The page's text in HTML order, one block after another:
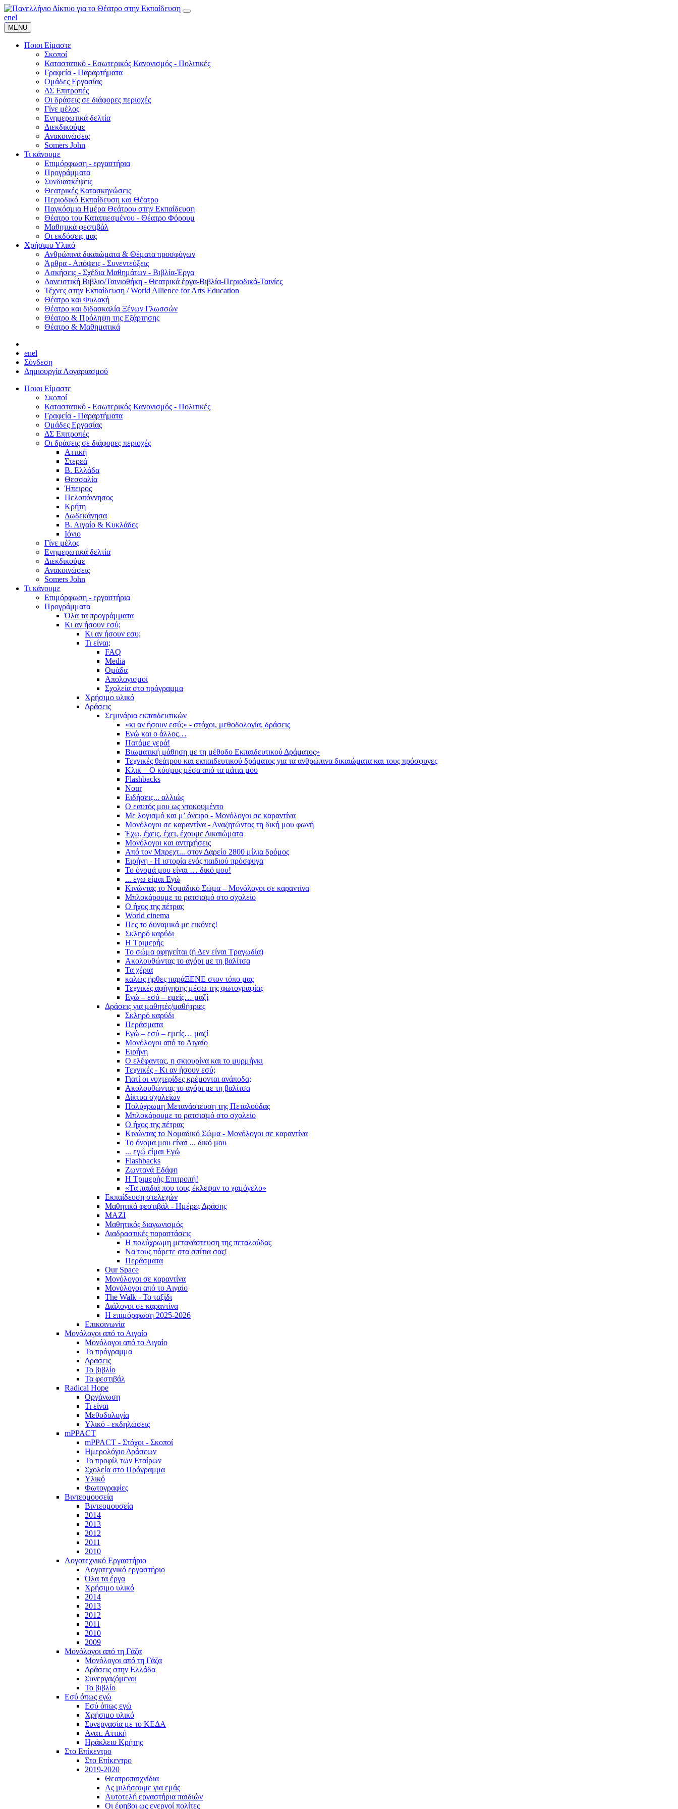
enel
MENU
Ποιοι Είμαστε
Σκοποί
Καταστατικό - Εσωτερικός Κανονισμός - Πολιτικές
Γραφεία - Παραρτήματα
Ομάδες Εργασίας
ΔΣ Επιτροπές
Οι δράσεις σε διάφορες περιοχές
Γίνε μέλος
Ενημερωτικά δελτία
Διεκδικούμε
Ανακοινώσεις
Somers John
Τι κάνουμε
Επιμόρφωση - εργαστήρια
Προγράμματα
Συνδιασκέψεις
Θεατρικές Κατασκηνώσεις
Περιοδικό Εκπαίδευση και Θέατρο
Παγκόσμια Ημέρα Θεάτρου στην Εκπαίδευση
Θέατρο του Καταπιεσμένου - Θέατρο Φόρουμ
Μαθητικά φεστιβάλ
Οι εκδόσεις μας
Χρήσιμο Υλικό
Ανθρώπινα δικαιώματα & Θέματα προσφύγων
Άρθρα - Απόψεις - Συνεντεύξεις
Ασκήσεις - Σχέδια Μαθημάτων - Βιβλία-Έργα
Δανειστική Βιβλιο/Ταινιοθήκη - Θεατρικά έργα-Βιβλία-Περιοδικά-Ταινίες
Τέχνες στην Εκπαίδευση / World Allience for Arts Education
Θέατρο και Φυλακή
Θέατρο και διδασκαλία Ξένων Γλωσσών
Θέατρο & Πρόληψη της Εξάρτησης
Θέατρο & Μαθηματικά
enel
Σύνδεση
Δημιουργία Λογαριασμού
Ποιοι Είμαστε
Σκοποί
Καταστατικό - Εσωτερικός Κανονισμός - Πολιτικές
Γραφεία - Παραρτήματα
Ομάδες Εργασίας
ΔΣ Επιτροπές
Οι δράσεις σε διάφορες περιοχές
Αττική
Στερεά
Β. Ελλάδα
Θεσσαλία
Ήπειρος
Πελοπόννησος
Κρήτη
Δωδεκάνησα
Β. Αιγαίο & Κυκλάδες
Ιόνιο
Γίνε μέλος
Ενημερωτικά δελτία
Διεκδικούμε
Ανακοινώσεις
Somers John
Τι κάνουμε
Επιμόρφωση - εργαστήρια
Προγράμματα
Όλα τα προγράμματα
Κι αν ήσουν εσύ;
Κι αν ήσουν εσυ;
Τι είναι;
FAQ
Media
Ομάδα
Απολογισμοί
Σχολεία στο πρόγραμμα
Χρήσιμο υλικό
Δράσεις
Σεμινάρια εκπαιδευτικών
«κι αν ήσουν εσύ;» - στόχοι, μεθοδολογία, δράσεις
Εγώ και ο άλλος…
Πατάμε γερά!
Βιωματική μάθηση με τη μέθοδο Εκπαιδευτικού Δράματος»
Τεχνικές θεάτρου και εκπαιδευτικού δράματος για τα ανθρώπινα δικαιώματα και τους πρόσφυγες
Κλικ – Ο κόσμος μέσα από τα μάτια μου
Flashbacks
Nour
Ειδήσεις... αλλιώς
Ο εαυτός μου ως ντοκουμέντο
Με λογισμό και μ’ όνειρο - Μονόλογοι σε καραντίνα
Μονόλογοι σε καραντίνα - Αναζητώντας τη δική μου φωνή
Έχω, έχεις, έχει, έχουμε Δικαιώματα
Μονόλογοι και αντηχήσεις
Από τον Μπρεχτ... στον Δαρείο 2800 μίλια δρόμος
Ειρήνη - Η ιστορία ενός παιδιού πρόσφυγα
Το όνομά μου είναι … δικό μου!
... εγώ είμαι Εγώ
Κινώντας το Νομαδικό Σώμα – Μονόλογοι σε καραντίνα
Μπλοκάρουμε το ρατσισμό στο σχολείο
Ο ήχος της πέτρας
World cinema
Πες το δυναμικά με εικόνες!
Σκληρό καρύδι
Η Τριμερής
Το σώμα αφηγείται (ή Δεν είναι Τραγωδία)
Ακολουθώντας το αγόρι με τη βαλίτσα
Τα χέρια
καλώς ήρθες παράΞΕΝΕ στον τόπο μας
Τεχνικές αφήγησης μέσω της φωτογραφίας
Εγώ – εσύ – εμείς… μαζί
Δράσεις για μαθητές/μαθήτριες
Σκληρό καρύδι
Περάσματα
Εγώ – εσύ – εμείς… μαζί
Μονόλογοι από το Αιγαίο
Ειρήνη
Ο ελέφαντας, η σκιουρίνα και το μυρμήγκι
Τεχνικές - Κι αν ήσουν εσύ;
Γιατί οι νυχτερίδες κρέμονται ανάποδα;
Ακολουθώντας το αγόρι με τη βαλίτσα
Δίκτυα σχολείων
Πολύχρωμη Μετανάστευση της Πεταλούδας
Μπλοκάρουμε το ρατσισμό στο σχολείο
Ο ήχος της πέτρας
Κινώντας το Νομαδικό Σώμα - Μονόλογοι σε καραντίνα
Το όνομα μου είναι ... δικό μου
... εγώ είμαι Εγώ
Flashbacks
Ζωντανά Εδάφη
Η Τριμερής Επιτροπή!
«Τα παιδιά που τους έκλεψαν το χαμόγελο»
Εκπαίδευση στελεχών
Μαθητικά φεστιβάλ - Ημέρες Δράσης
ΜΑΖΙ
Μαθητικός διαγωνισμός
Διαδραστικές παραστάσεις
Η πολύχρωμη μετανάστευση της πεταλούδας
Να τους πάρετε στα σπίτια σας!
Περάσματα
Our Space
Μονόλογοι σε καραντίνα
Μονόλογοι από το Αιγαίο
The Walk - Το ταξίδι
Διάλογοι σε καραντίνα
Η επιμόρφωση 2025-2026
Επικοινωνία
Μονόλογοι από το Αιγαίο
Μονόλογοι από το Αιγαίο
Το πρόγραμμα
Δρασεις
Το βιβλίο
Τα φεστιβάλ
Radical Hope
Οργάνωση
Τι είναι
Μεθοδολογία
Υλικό - εκδηλώσεις
mPPACT
mPPACT - Στόχοι - Σκοποί
Ημερολόγιο Δράσεων
Το προφίλ των Εταίρων
Σχολεία στο Πρόγραμμα
Υλικό
Φωτογραφίες
Βιντεομουσεία
Βιντεομουσεία
2014
2013
2012
2011
2010
Λογοτεχνικό Εργαστήριο
Λογοτεχνικό εργαστήριο
Όλα τα έργα
Χρήσιμο υλικό
2014
2013
2012
2011
2010
2009
Μονόλογοι από τη Γάζα
Μονόλογοι από τη Γάζα
Δράσεις στην Ελλάδα
Συνεργαζόμενοι
To βιβλίο
Εσύ όπως εγώ
Εσύ όπως εγώ
Χρήσιμο υλικό
Συνεργασία με το ΚΕΔΑ
Ανατ. Αττική
Ηράκλειο Κρήτης
Στο Επίκεντρο
Στο Επίκεντρο
2019-2020
Θεατροπαιχνίδια
Ας μιλήσουμε για εμάς
Αυτοτελή εργαστήρια παιδιών
Οι έφηβοι ως ενεργοί πολίτες